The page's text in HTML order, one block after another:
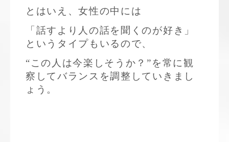
とはいえ、女性の中には
「話すより人の話を聞くのが好き」
というタイプもいるので、
“この人は今楽しそうか？”を常に観
察してバランスを調整していきまし
ょう。